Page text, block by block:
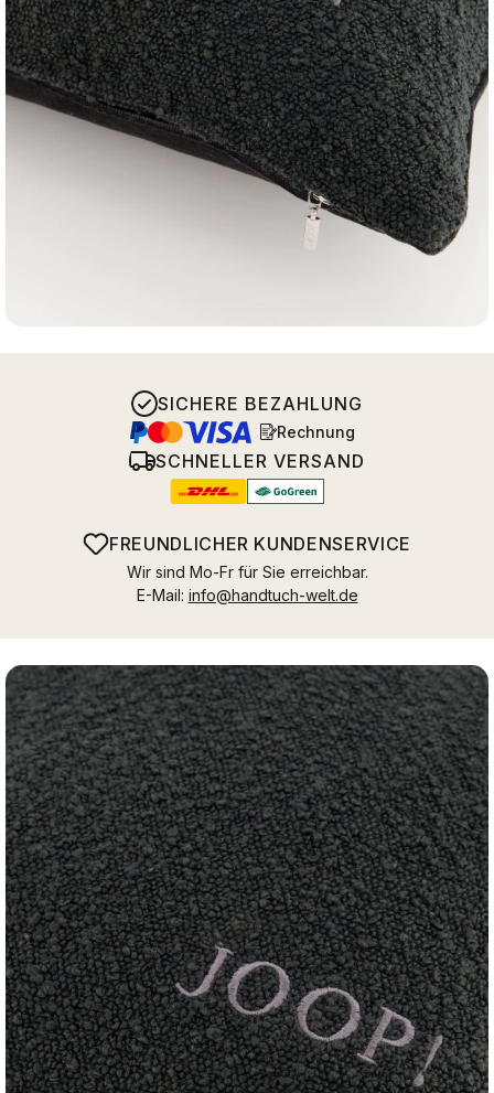
SICHERE BEZAHLUNG
Rechnung
SCHNELLER VERSAND
FREUNDLICHER KUNDENSERVICE
Wir sind Mo-Fr für Sie erreichbar.
E-Mail: info@handtuch-welt.de